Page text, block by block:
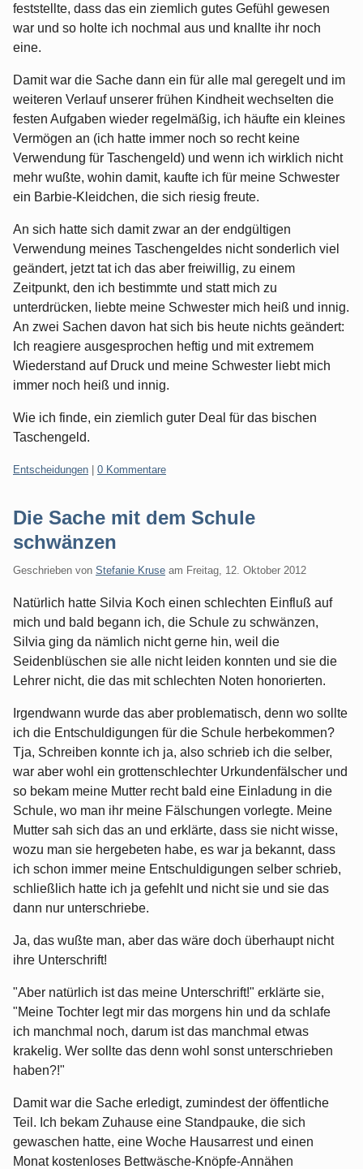
feststellte, dass das ein ziemlich gutes Gefühl gewesen
war und so holte ich nochmal aus und knallte ihr noch
eine.
Damit war die Sache dann ein für alle mal geregelt und im
weiteren Verlauf unserer frühen Kindheit wechselten die
festen Aufgaben wieder regelmäßig, ich häufte ein kleines
Vermögen an (ich hatte immer noch so recht keine
Verwendung für Taschengeld) und wenn ich wirklich nicht
mehr wußte, wohin damit, kaufte ich für meine Schwester
ein Barbie-Kleidchen, die sich riesig freute.
An sich hatte sich damit zwar an der endgültigen
Verwendung meines Taschengeldes nicht sonderlich viel
geändert, jetzt tat ich das aber freiwillig, zu einem
Zeitpunkt, den ich bestimmte und statt mich zu
unterdrücken, liebte meine Schwester mich heiß und innig.
An zwei Sachen davon hat sich bis heute nichts geändert:
Ich reagiere ausgesprochen heftig und mit extremem
Wiederstand auf Druck und meine Schwester liebt mich
immer noch heiß und innig.
Wie ich finde, ein ziemlich guter Deal für das bischen
Taschengeld.
Kategorien:
Entscheidungen 0 Kommentare
Die Sache mit dem Schule
schwänzen
Geschrieben von Stefanie Kruse am Freitag, 12. Oktober 2012
Natürlich hatte Silvia Koch einen schlechten Einfluß auf
mich und bald begann ich, die Schule zu schwänzen,
Silvia ging da nämlich nicht gerne hin, weil die
Seidenblüschen sie alle nicht leiden konnten und sie die
Lehrer nicht, die das mit schlechten Noten honorierten.
Irgendwann wurde das aber problematisch, denn wo sollte
ich die Entschuldigungen für die Schule herbekommen?
Tja, Schreiben konnte ich ja, also schrieb ich die selber,
war aber wohl ein grottenschlechter Urkundenfälscher und
so bekam meine Mutter recht bald eine Einladung in die
Schule, wo man ihr meine Fälschungen vorlegte. Meine
Mutter sah sich das an und erklärte, dass sie nicht wisse,
wozu man sie hergebeten habe, es war ja bekannt, dass
ich schon immer meine Entschuldigungen selber schrieb,
schließlich hatte ich ja gefehlt und nicht sie und sie das
dann nur unterschriebe.
Ja, das wußte man, aber das wäre doch überhaupt nicht
ihre Unterschrift!
"Aber natürlich ist das meine Unterschrift!" erklärte sie,
"Meine Tochter legt mir das morgens hin und da schlafe
ich manchmal noch, darum ist das manchmal etwas
krakelig. Wer sollte das denn wohl sonst unterschrieben
haben?!"
Damit war die Sache erledigt, zumindest der öffentliche
Teil. Ich bekam Zuhause eine Standpauke, die sich
gewaschen hatte, eine Woche Hausarrest und einen
Monat kostenloses Bettwäsche-Knöpfe-Annähen